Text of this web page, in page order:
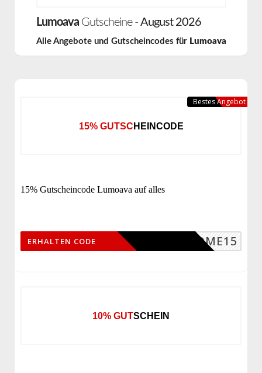
LumoavaGutscheine - August 2026
Alle Angebote und Gutscheincodes für Lumoava
15% GUTSCHEINCODE
15% Gutscheincode Lumoava auf alles
ELCOME15
ERHALTEN CODE
Bestes Angebot
10% GUTSCHEIN